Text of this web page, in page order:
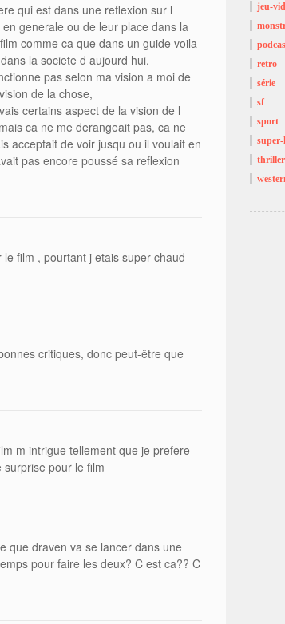
qui est dans une reflexion sur l
generale ou de leur place dans la
comme ca que dans un guide voila
la societe d aujourd hui.
pas selon ma vision a moi de
de la chose,
certains aspect de la vision de l
ca ne me derangeait pas, ca ne
acceptait de voir jusqu ou il voulait en
pas encore poussé sa reflexion
film , pourtant j etais super chaud
critiques, donc peut-être que
m intrigue tellement que je prefere
pour le film
que draven va se lancer dans une
pour faire les deux? C est ca?? C
jeu-
retro
série
sf
sport
super-
thriller